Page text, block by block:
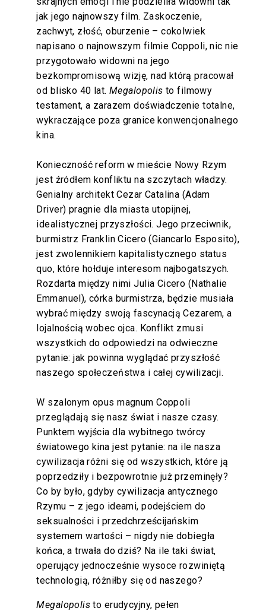
jak jego najnowszy film. Zaskoczenie,
zachwyt, złość, oburzenie – cokolwiek
napisano o najnowszym filmie Coppoli, nic nie
przygotowało widowni na jego
bezkompromisową wizję, nad którą pracował
od blisko 40 lat.Megalopolis to filmowy
testament, a zarazem doświadczenie totalne,
wykraczające poza granice konwencjonalnego
kina.
Konieczność reform w mieście Nowy Rzym
jest źródłem konfliktu na szczytach władzy.
Genialny architekt Cezar Catalina (Adam
Driver) pragnie dla miasta utopijnej,
idealistycznej przyszłości. Jego przeciwnik,
burmistrz Franklin Cicero (Giancarlo Esposito),
jest zwolennikiem kapitalistycznego status
quo, które hołduje interesom najbogatszych.
Rozdarta między nimi Julia Cicero (Nathalie
Emmanuel), córka burmistrza, będzie musiała
wybrać między swoją fascynacją Cezarem, a
lojalnością wobec ojca. Konflikt zmusi
wszystkich do odpowiedzi na odwieczne
pytanie: jak powinna wyglądać przyszłość
naszego społeczeństwa i całej cywilizacji.
W szalonym opus magnum Coppoli
przeglądają się nasz świat i nasze czasy.
Punktem wyjścia dla wybitnego twórcy
światowego kina jest pytanie: na ile nasza
cywilizacja różni się od wszystkich, które ją
poprzedziły i bezpowrotnie już przeminęły?
Co by było, gdyby cywilizacja antycznego
Rzymu – z jego ideami, podejściem do
seksualności i przedchrześcijańskim
systemem wartości – nigdy nie dobiegła
końca, a trwała do dziś? Na ile taki świat,
operujący jednocześnie wysoce rozwiniętą
technologią, różniłby się od naszego?
Megalopolis to erudycyjny, pełen